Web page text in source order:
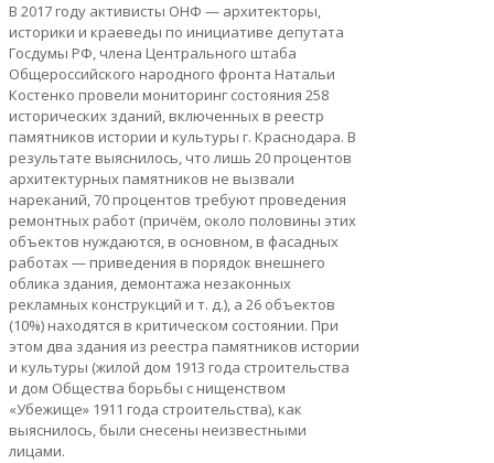
В 2017 году активисты ОНФ — архитекторы,
историки и краеведы по инициативе депутата
Госдумы РФ, члена Центрального штаба
Общероссийского народного фронта Натальи
Костенко провели мониторинг состояния 258
исторических зданий, включенных в реестр
памятников истории и культуры г. Краснодара. В
результате выяснилось, что лишь 20 процентов
архитектурных памятников не вызвали
нареканий, 70 процентов требуют проведения
ремонтных работ (причём, около половины этих
объектов нуждаются, в основном, в фасадных
работах — приведения в порядок внешнего
облика здания, демонтажа незаконных
рекламных конструкций и т. д.), а 26 объектов
(10%) находятся в критическом состоянии. При
этом два здания из реестра памятников истории
и культуры (жилой дом 1913 года строительства
и дом Общества борьбы с нищенством
«Убежище» 1911 года строительства), как
выяснилось, были снесены неизвестными
лицами.